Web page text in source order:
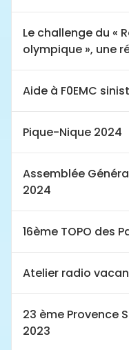
Le challenge du «
olympique », une
Aide à F0EMC
Pique-Nique 2024
Assemblée
2024
16ème TOPO des
Atelier radio
23 ème Provence
2023